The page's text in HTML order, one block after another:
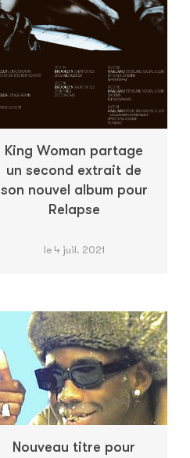
King Woman partage
un second extrait de
son nouvel album pour
Relapse
le 4 juil. 2021
Nouveau titre pour